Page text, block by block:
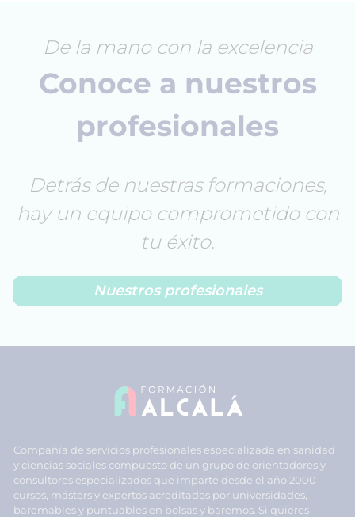
De la mano con la excelencia
Conoce a nuestros
profesionales
Detrás de nuestras formaciones,
hay un equipo comprometido con
tu éxito.
Nuestros profesionales
Compañía de servicios profesionales especializada en sanidad
y ciencias sociales compuesto de un grupo de orientadores y
consultores especializados que imparte desde el año 2000
cursos, másters y expertos acreditados por universidades,
baremables y puntuables en bolsas y baremos. Si quieres